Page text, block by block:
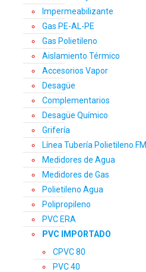
Impermeabilizante
Gas PE-AL-PE
Gas Polietileno
Aislamiento Térmico
Accesorios Vapor
Desagüe
Complementarios
Desagüe Químico
Grifería
Línea Tubería Polietileno FM
Medidores de Agua
Medidores de Gas
Polietileno Agua
Polipropileno
PVC ERA
PVC IMPORTADO
CPVC 80
PVC 40